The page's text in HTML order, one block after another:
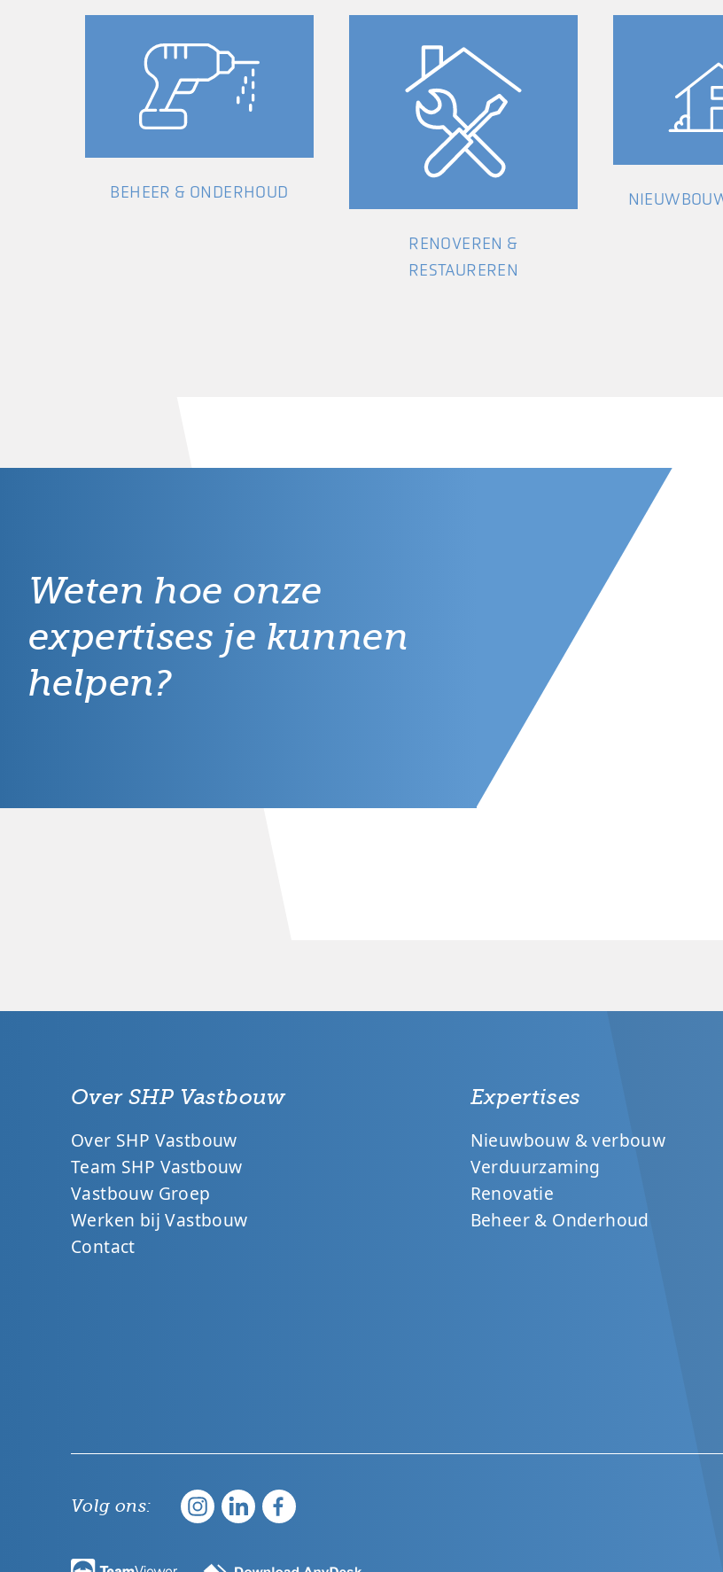
BEHEER & ONDERHOUD
RENOVEREN &
RESTAUREREN
Weten hoe onze
expertises je kunnen
helpen?
Over SHP Vastbouw
Over SHP Vastbouw
Team SHP Vastbouw
Vastbouw Groep
Werken bij Vastbouw
Contact
Expertises
Nieuwbouw & verbouw
Verduurzaming
Renovatie
Beheer & Onderhoud
Volg ons: